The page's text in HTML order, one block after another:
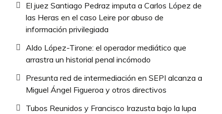
El juez Santiago Pedraz imputa a Carlos López de
las Heras en el caso Leire por abuso de
información privilegiada
Aldo López-Tirone: el operador mediático que
arrastra un historial penal incómodo
Presunta red de intermediación en SEPI alcanza a
Miguel Ángel Figueroa y otros directivos
Tubos Reunidos y Francisco Irazusta bajo la lupa